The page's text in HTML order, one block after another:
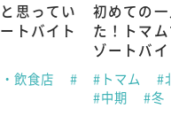
思ってい
トバイト
飲食店
#
初めての
た！トマ
ゾートバ
#トマム
#
#中期
#冬